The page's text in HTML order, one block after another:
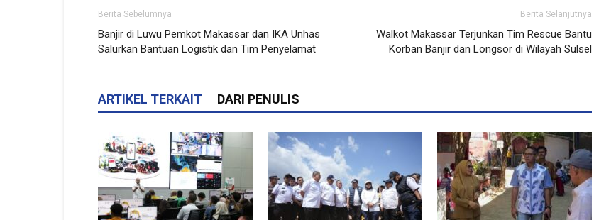
Berita Sebelumnya
Banjir di Luwu Pemkot Makassar dan IKA Unhas
Salurkan Bantuan Logistik dan Tim Penyelamat
Berita Selanjutnya
Walkot Makassar Terjunkan Tim Rescue Bantu
Korban Banjir dan Longsor di Wilayah Sulsel
ARTIKEL TERKAIT DARI PENULIS